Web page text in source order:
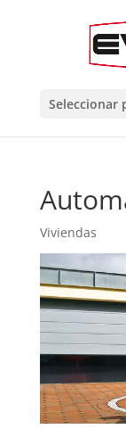
Seleccionar
Viviendas